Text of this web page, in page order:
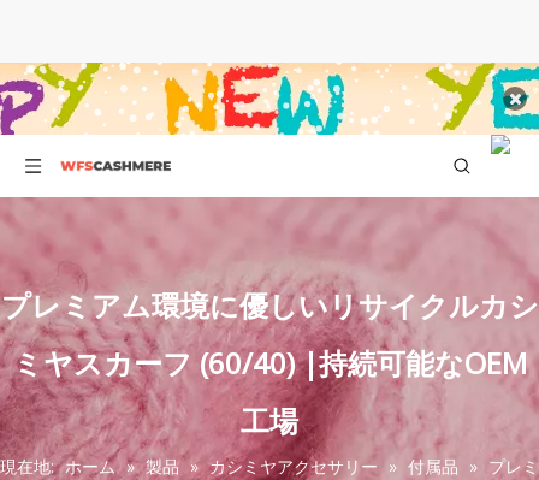
プレミアム環境に優しいリサイクルカシ
ミヤスカーフ (60/40) |持続可能なOEM
工場
現在地: ホーム » 製品 » カシミヤアクセサリー » 付属品 » プレミ